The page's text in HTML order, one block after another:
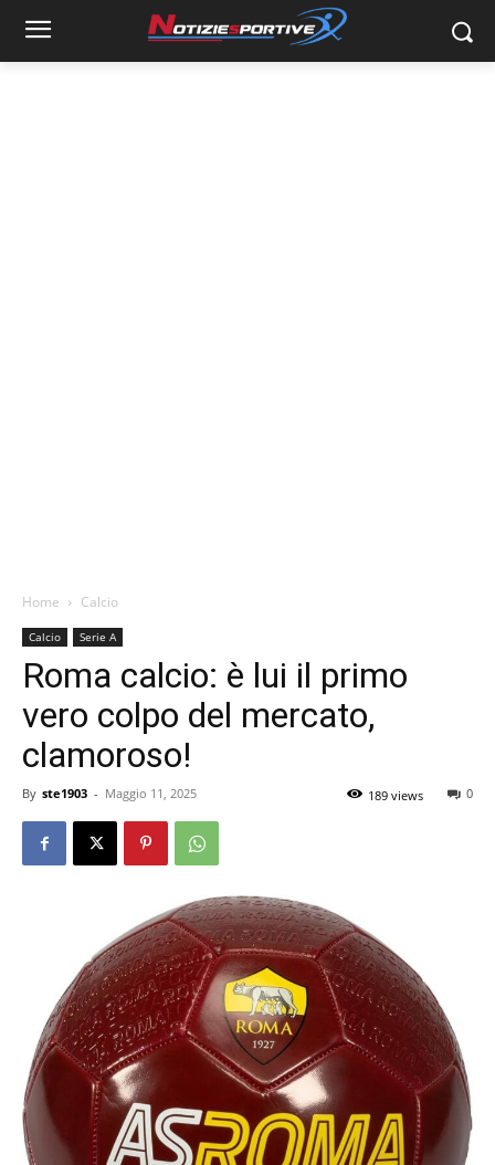
Home Calcio
Calcio Serie A
Roma calcio: è lui il primo
vero colpo del mercato,
clamoroso!
By ste1903 - Maggio 11, 2025 0
189 views